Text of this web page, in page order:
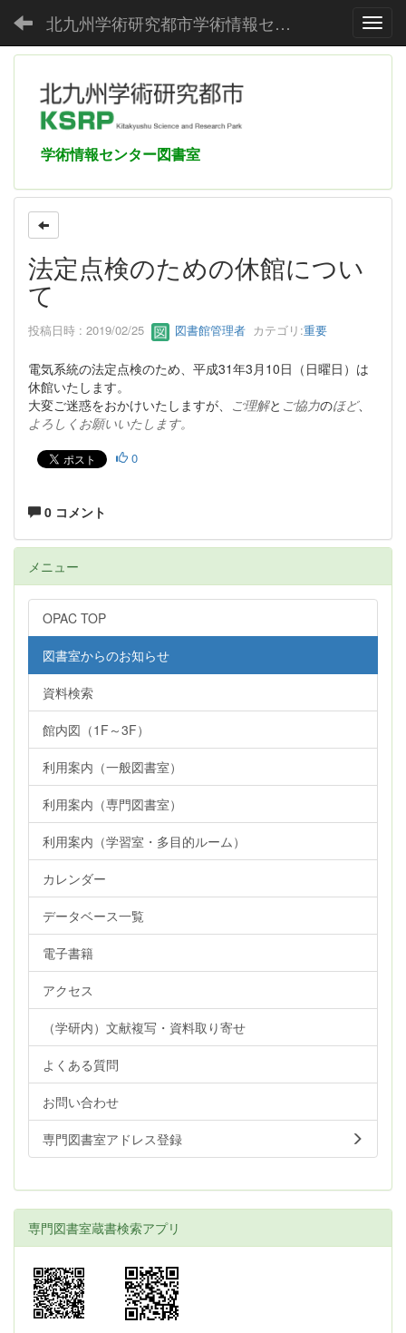
北九州学術研究都市学術情報センター
学術情報センター図書室
法定点検のための休館につい
て
投稿日時 : 2019/02/25 図書館管理者 カテゴリ:重要
電気系統の法定点検のため、平成31年3月10日（日曜日）は
休館いたします。
大変ご迷惑をおかけいたしますが、 ご理解と ご協力のほど、
よろしくお願いいたします。
0
0 コメント
メニュー
OPAC TOP
図書室からのお知らせ
資料検索
館内図（1F～3F）
利用案内（一般図書室）
利用案内（専門図書室）
利用案内（学習室・多目的ルーム）
カレンダー
データベース一覧
電子書籍
アクセス
（学研内）文献複写・資料取り寄せ
よくある質問
お問い合わせ
専門図書室アドレス登録
専門図書室蔵書検索アプリ